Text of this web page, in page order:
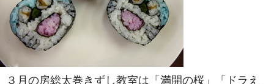
「正
ち
ゃ
ん」
ま
す。
３月の房総太巻きずし教室は「満開の桜」「ドラえ